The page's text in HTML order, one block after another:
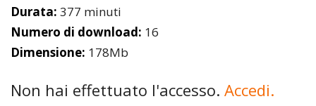
Durata: 377 minuti
Numero di download: 16
Dimensione: 178Mb
Non hai effettuato l'accesso. Accedi.